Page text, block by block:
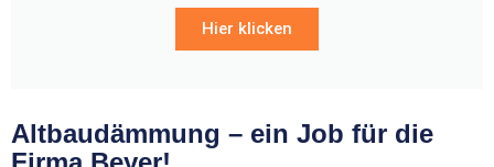
Hier klicken
Altbaudämmung – ein Job für die